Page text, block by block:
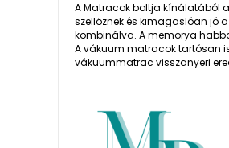
A Matracok boltja kínálatából
szellőznek és kimagaslóan jó
kombinálva. A memorya
A vákuum matracok tartósan
vákuummatrac visszanyeri